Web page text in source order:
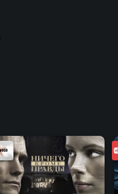
Балабол вы
в хорошем HD